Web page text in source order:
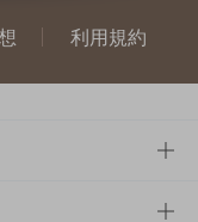
利用規約